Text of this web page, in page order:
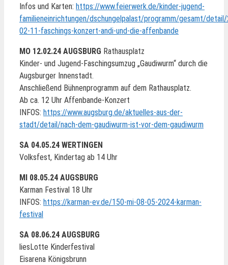
Infos und Karten: https://www.feierwerk.de/kinder-jugend-
familieneinrichtungen/dschungelpalast/programm/gesamt/
02-11-faschings-konzert-andi-und-die-affenbande
MO 12.02.24 AUGSBURG Rathausplatz
Kinder- und Jugend-Faschingsumzug „Gaudiwurm“ durch die
Augsburger Innenstadt.
Anschließend Bühnenprogramm auf dem Rathausplatz.
Ab ca. 12 Uhr Affenbande-Konzert
INFOS: https://www.augsburg.de/aktuelles-aus-der-
stadt/detail/nach-dem-gaudiwurm-ist-vor-dem-gaudiwurm
SA 04.05.24 WERTINGEN
Volksfest, Kindertag ab 14 Uhr
MI 08.05.24 AUGSBURG
Karman Festival 18 Uhr
INFOS: https://karman-ev.de/150-mi-08-05-2024-karman-
festival
SA 08.06.24 AUGSBURG
liesLotte Kinderfestival
Eisarena Königsbrunn